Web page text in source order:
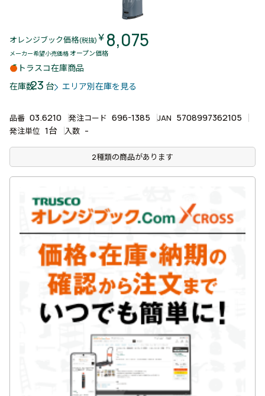
オレンジブック価格(税抜) ￥ 8,075
メーカー希望小売価格 オープン価格
トラスコ在庫商品
在庫数23 台 エリア別在庫を見る
品番 03.6210 発注コード 696-1385 JAN 5708997362105
発注単位 1台 入数 -
2種類の商品があります